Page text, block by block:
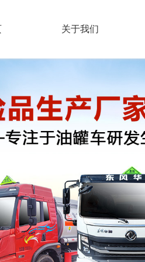
关于我们